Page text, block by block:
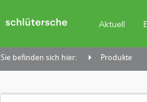
Aktuell
Sie befinden sich hier: Produkte